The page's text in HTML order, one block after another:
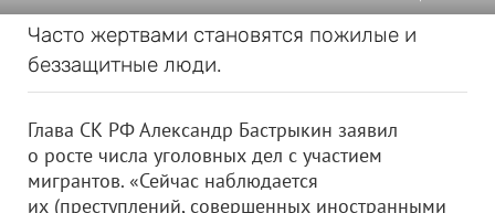
Часто жертвами становятся пожилые и
беззащитные люди.
Глава СК РФ Александр Бастрыкин заявил
о росте числа уголовных дел с участием
мигрантов. «Сейчас наблюдается
их (преступлений, совершенных иностранными